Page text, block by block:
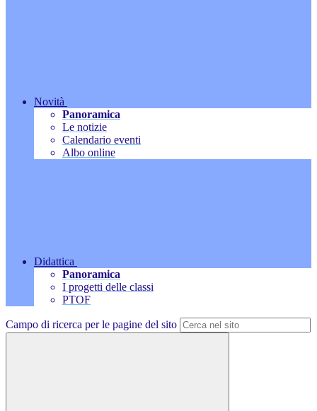
Novità
Panoramica
Le notizie
Calendario eventi
Albo online
Didattica
Panoramica
I progetti delle classi
PTOF
Campo di ricerca per le pagine del sito